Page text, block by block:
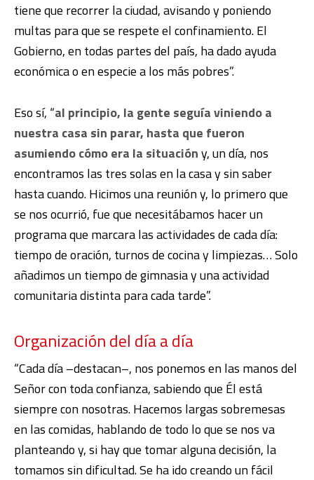
tiene que recorrer la ciudad, avisando y poniendo
multas para que se respete el confinamiento. El
Gobierno, en todas partes del país, ha dado ayuda
económica o en especie a los más pobres”.
Eso sí, “al principio, la gente seguía viniendo a
nuestra casa sin parar, hasta que fueron
asumiendo cómo era la situacióny, un día, nos
encontramos las tres solas en la casa y sin saber
hasta cuando. Hicimos una reunión y, lo primero que
se nos ocurrió, fue que necesitábamos hacer un
programa que marcara las actividades de cada día:
tiempo de oración, turnos de cocina y limpiezas… Solo
añadimos un tiempo de gimnasia y una actividad
comunitaria distinta para cada tarde”.
Organización del día a día
“Cada día –destacan–, nos ponemos en las manos del
Señor con toda confianza, sabiendo que Él está
siempre con nosotras. Hacemos largas sobremesas
en las comidas, hablando de todo lo que se nos va
planteando y, si hay que tomar alguna decisión, la
tomamos sin dificultad. Se ha ido creando un fácil